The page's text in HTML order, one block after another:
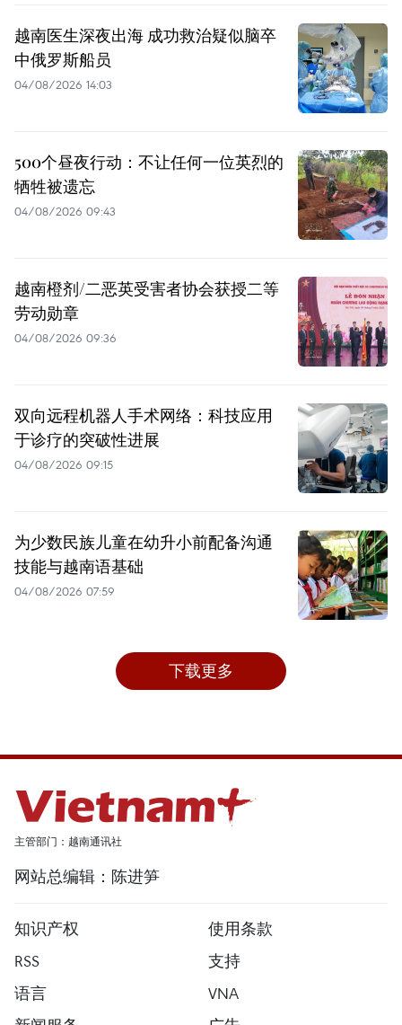
越南医生深夜出海 成功救治疑似脑卒
中俄罗斯船员
04/08/2026 14:03
500个昼夜行动：不让任何一位英烈的
牺牲被遗忘
04/08/2026 09:43
越南橙剂/二恶英受害者协会获授二等
劳动勋章
04/08/2026 09:36
双向远程机器人手术网络：科技应用
于诊疗的突破性进展
04/08/2026 09:15
为少数民族儿童在幼升小前配备沟通
技能与越南语基础
04/08/2026 07:59
下载更多
主管部门：越南通讯社
网站总编辑：陈进笋
知识产权
使用条款
RSS
支持
语言
VNA